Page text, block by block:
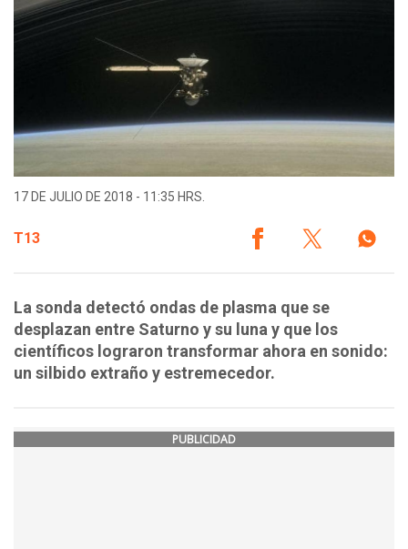
17 DE JULIO DE 2018 - 11:35 HRS.
T13
La sonda detectó ondas de plasma que se
desplazan entre Saturno y su luna y que los
científicos lograron transformar ahora en sonido:
un silbido extraño y estremecedor.
PUBLICIDAD